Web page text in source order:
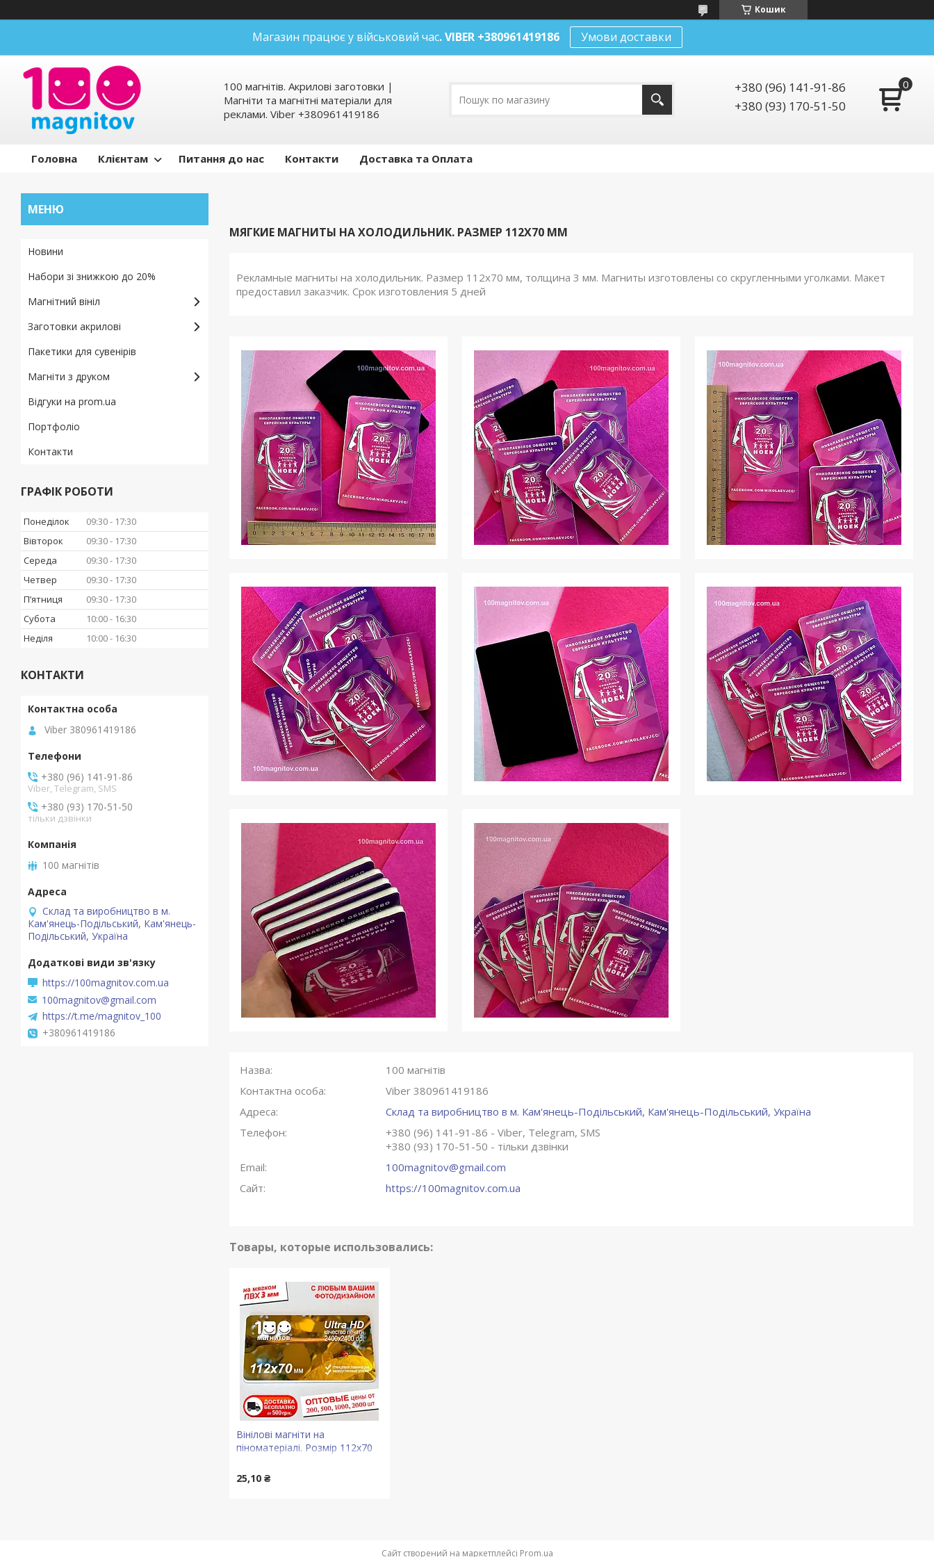
Кошик
Магазин працює у військовий час. VIBER +380961419186 Умови доставки
100 магнітів. Акрилові заготовки |
Магніти та магнітні матеріали для
реклами. Viber +380961419186
+380 (96) 141-91-86
+380 (93) 170-51-50
Головна Клієнтам Питання до нас Контакти Доставка та Оплата
МЯГКИЕ МАГНИТЫ НА ХОЛОДИЛЬНИК. РАЗМЕР 112Х70 ММ
Рекламные магниты на холодильник. Размер 112х70 мм, толщина 3 мм. Магниты изготовлены со скругленными уголками. Макет
предоставил заказчик. Срок изготовления 5 дней
100 магнітів
Viber 380961419186
Склад та виробництво в м. Кам'янець-Подільський, Кам'янець-Подільський, Україна
+380 (96) 141-91-86
Viber, Telegram, SMS
+380 (93) 170-51-50
тільки дзвінки
100magnitov@gmail.com
https://100magnitov.com.ua
Вінілові магніти на
піноматеріалі. Розмір 112х70
25,10 ₴
Новини
Набори зі знижкою до 20%
Магнітний вініл
Заготовки акрилові
Пакетики для сувенірів
Магніти з друком
Відгуки на prom.ua
Портфоліо
Контакти
ГРАФІК РОБОТИ
Понеділок 09:30
17:30
Вівторок
09:30
17:30
Середа
09:30
17:30
Четвер
09:30
17:30
Пʼятниця
09:30
17:30
Субота
10:00
16:30
Неділя
10:00 16:30
КОНТАКТИ
Viber 380961419186
+380 (96) 141-91-86
Viber, Telegram, SMS
+380 (93) 170-51-50
тільки дзвінки
100 магнітів
Склад та виробництво в м.
Кам'янець-Подільський, Кам'янець-
Подільський, Україна
https://100magnitov.com.ua
100magnitov@gmail.com
https://t.me/magnitov_100
+380961419186
Сайт створений на маркетплейсі Prom.ua